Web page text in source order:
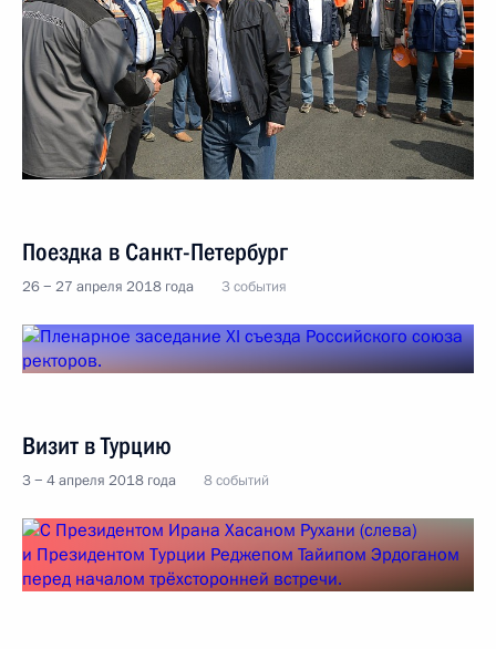
Поездка в Санкт-Петербург
26 − 27 апреля 2018 года 3 события
Визит в Турцию
3 − 4 апреля 2018 года 8 событий